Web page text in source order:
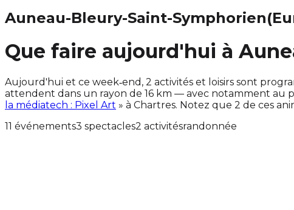
Auneau-Bleury-Saint-Symphorien
Que faire aujourd'hui à
Aujourd'hui et ce week‑end, 2 activités et loisirs sont
attendent dans un rayon de 16 km — avec notamment au
la médiatech : Pixel Art » à Chartres. Notez que 2 de ces
11 événements3 spectacles2 activitésrandonnée